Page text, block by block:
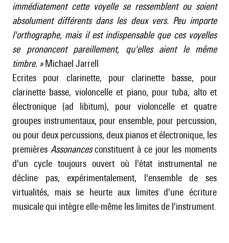
immédiatement cette voyelle se ressemblent ou soient
absolument différents dans les deux vers. Peu importe
l'orthographe, mais il est indispensable que ces voyelles
se prononcent pareillement, qu'elles aient le même
timbre. »Michael Jarrell
Ecrites pour clarinette, pour clarinette basse, pour
clarinette basse, violoncelle et piano, pourtuba, alto et
électronique (ad libitum), pour violoncelle et quatre
groupes instrumentaux, pour ensemble, pour percussion,
ou pour deux percussions, deux pianos et électronique, les
premières Assonancesconstituent à ce jour les moments
d'un cycle toujours ouvert où l'état instrumental ne
décline pas, expérimentalement, l'ensemble de ses
virtualités, mais se heurte aux limites d'une écriture
musicale qui intègre elle-même les limites de l'instrument.